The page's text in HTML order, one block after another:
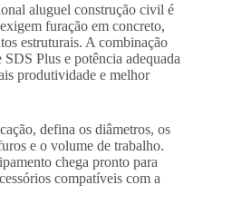
aluguel construção civil é
furação em concreto,
estruturais. A combinação
Plus e potência adequada
produtividade e melhor
defina os diâmetros, os
e o volume de trabalho.
chega pronto para
compatíveis com a